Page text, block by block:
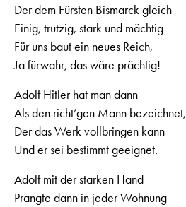
Der dem Fürsten Bismarck gleich
Einig, trutzig, stark und mächtig
Für uns baut ein neues Reich,
Ja fürwahr, das wäre prächtig!
Adolf Hitler hat man dann
Als den richt’gen Mann bezeichnet,
Der das Werk vollbringen kann
Und er sei bestimmt geeignet.
Adolf mit der starken Hand
Prangte dann in jeder Wohnung